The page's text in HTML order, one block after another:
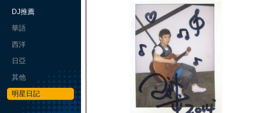
DJ推薦
華語
西洋
日亞
其他
明星日記